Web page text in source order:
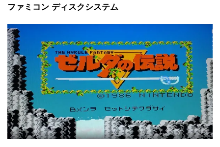
ファミコン ディスクシステム